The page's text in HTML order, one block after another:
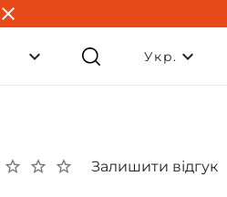
Укр.
Залишити відгук